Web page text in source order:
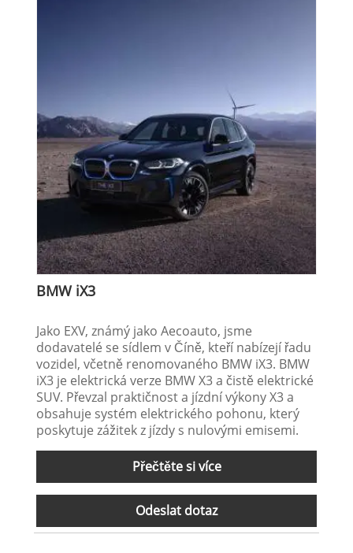
BMW iX3
Jako EXV, známý jako Aecoauto, jsme
dodavatelé se sídlem v Číně, kteří nabízejí řadu
vozidel, včetně renomovaného BMW iX3. BMW
iX3 je elektrická verze BMW X3 a čistě elektrické
SUV. Převzal praktičnost a jízdní výkony X3 a
obsahuje systém elektrického pohonu, který
poskytuje zážitek z jízdy s nulovými emisemi.
Přečtěte si více
Odeslat dotaz